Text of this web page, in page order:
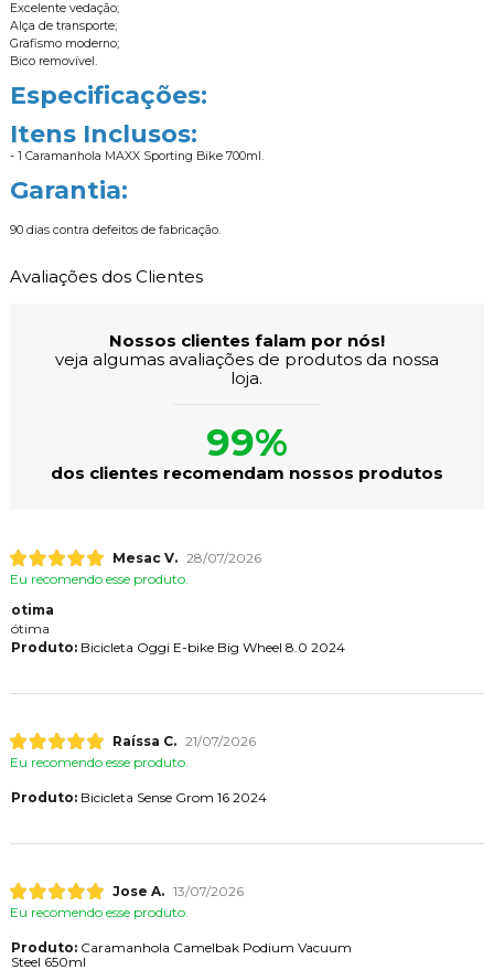
Excelente vedação;
Alça de transporte;
Grafismo moderno;
Bico removível.
Especificações:
Itens Inclusos:
- 1 Caramanhola MAXX Sporting Bike 700ml.
Garantia:
90 dias contra defeitos de fabricação.
Avaliações dos Clientes
Nossos clientes falam por nós!
veja algumas avaliações de produtos da nossa
loja.
99%
dos clientes recomendam nossos produtos
Mesac V. 28/07/2026
Eu recomendo esse produto.
otima
ótima
Produto:Bicicleta Oggi E-bike Big Wheel 8.0 2024
Raíssa C. 21/07/2026
Eu recomendo esse produto.
Produto:Bicicleta Sense Grom 16 2024
Jose A. 13/07/2026
Eu recomendo esse produto.
Produto:Caramanhola Camelbak Podium Vacuum
Steel 650ml